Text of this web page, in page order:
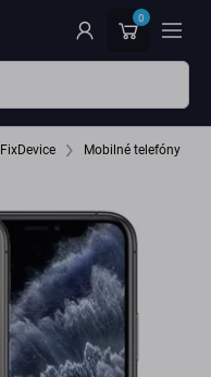
0
FixDevice Mobilné telefóny